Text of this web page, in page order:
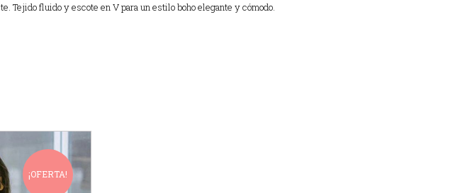
Tejido fluido y escote en V para un estilo boho elegante y cómodo.
¡OFERTA!